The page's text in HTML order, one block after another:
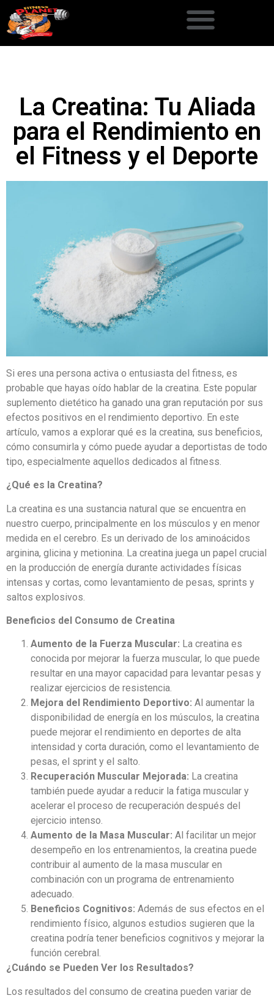
La Creatina: Tu Aliada
para el Rendimiento en
el Fitness y el Deporte
Si eres una persona activa o entusiasta del fitness, es
probable que hayas oído hablar de la creatina. Este popular
suplemento dietético ha ganado una gran reputación por sus
efectos positivos en el rendimiento deportivo. En este
artículo, vamos a explorar qué es la creatina, sus beneficios,
cómo consumirla y cómo puede ayudar a deportistas de todo
tipo, especialmente aquellos dedicados al fitness.
¿Qué es la Creatina?
La creatina es una sustancia natural que se encuentra en
nuestro cuerpo, principalmente en los músculos y en menor
medida en el cerebro. Es un derivado de los aminoácidos
arginina, glicina y metionina. La creatina juega un papel crucial
en la producción de energía durante actividades físicas
intensas y cortas, como levantamiento de pesas, sprints y
saltos explosivos.
Beneficios del Consumo de Creatina
Aumento de la Fuerza Muscular: La creatina es
conocida por mejorar la fuerza muscular, lo que puede
resultar en una mayor capacidad para levantar pesas y
realizar ejercicios de resistencia.
Mejora del Rendimiento Deportivo: Al aumentar la
disponibilidad de energía en los músculos, la creatina
puede mejorar el rendimiento en deportes de alta
intensidad y corta duración, como el levantamiento de
pesas, el sprint y el salto.
Recuperación Muscular Mejorada: La creatina
también puede ayudar a reducir la fatiga muscular y
acelerar el proceso de recuperación después del
ejercicio intenso.
Aumento de la Masa Muscular: Al facilitar un mejor
desempeño en los entrenamientos, la creatina puede
contribuir al aumento de la masa muscular en
combinación con un programa de entrenamiento
adecuado.
Beneficios Cognitivos: Además de sus efectos en el
rendimiento físico, algunos estudios sugieren que la
creatina podría tener beneficios cognitivos y mejorar la
función cerebral.
¿Cuándo se Pueden Ver los Resultados?
Los resultados del consumo de creatina pueden variar de